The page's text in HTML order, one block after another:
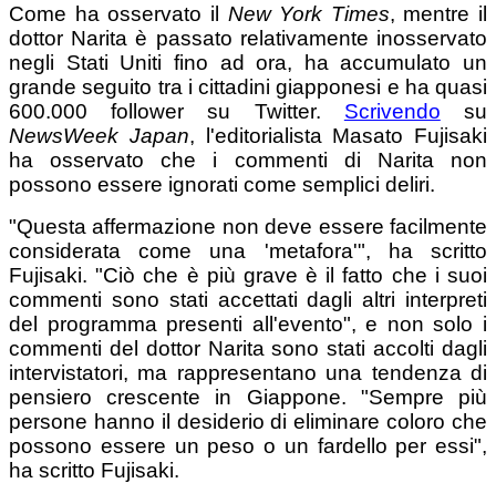
Come ha osservato il New York Times, mentre il
dottor Narita è passato relativamente inosservato
negli Stati Uniti fino ad ora, ha accumulato un
grande seguito tra i cittadini giapponesi e ha quasi
600.000 follower su Twitter.
Scrivendo
su
NewsWeek Japan, l'editorialista Masato Fujisaki
ha osservato che i commenti di Narita non
possono essere ignorati come semplici deliri.
"Questa affermazione non deve essere facilmente
considerata come una 'metafora'", ha scritto
Fujisaki. "Ciò che è più grave è il fatto che i suoi
commenti sono stati accettati dagli altri interpreti
del programma presenti all'evento", e non solo i
commenti del dottor Narita sono stati accolti dagli
intervistatori, ma rappresentano una tendenza di
pensiero crescente in Giappone. "Sempre più
persone hanno il desiderio di eliminare coloro che
possono essere un peso o un fardello per essi",
ha scritto Fujisaki.